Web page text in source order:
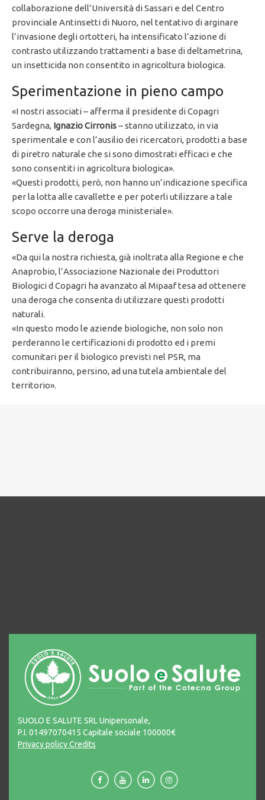
collaborazione dell’Università di Sassari e del Centro
provinciale Antinsetti di Nuoro, nel tentativo di arginare
l’invasione degli ortotteri, ha intensificato l’azione di
contrasto utilizzando trattamenti a base di deltametrina,
un insetticida non consentito in agricoltura biologica.
Sperimentazione in pieno campo
«I nostri associati – afferma il presidente di Copagri
Sardegna, Ignazio Cirronis– stanno utilizzato, in via
sperimentale e con l’ausilio dei ricercatori, prodotti a base
di piretro naturale che si sono dimostrati efficaci e che
sono consentiti in agricoltura biologica».
«Questi prodotti, però, non hanno un’indicazione specifica
per la lotta alle cavallette e per poterli utilizzare a tale
scopo occorre una deroga ministeriale».
Serve la deroga
«Da qui la nostra richiesta, già inoltrata alla Regione e che
Anaprobio, l’Associazione Nazionale dei Produttori
Biologici d Copagri ha avanzato al Mipaaf tesa ad ottenere
una deroga che consenta di utilizzare questi prodotti
naturali.
«In questo modo le aziende biologiche, non solo non
perderanno le certificazioni di prodotto ed i premi
comunitari per il biologico previsti nel PSR, ma
contribuiranno, persino, ad una tutela ambientale del
territorio».
SUOLO E SALUTE SRL Unipersonale,
P.I. 01497070415 Capitale sociale 100000€
Privacy policyCredits